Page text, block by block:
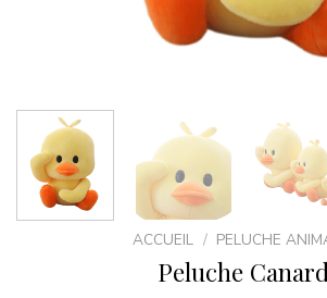
ACCUEIL / PELUCHE
Peluche